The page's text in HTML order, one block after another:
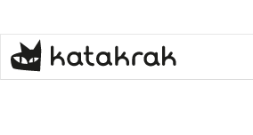
contenido
principal